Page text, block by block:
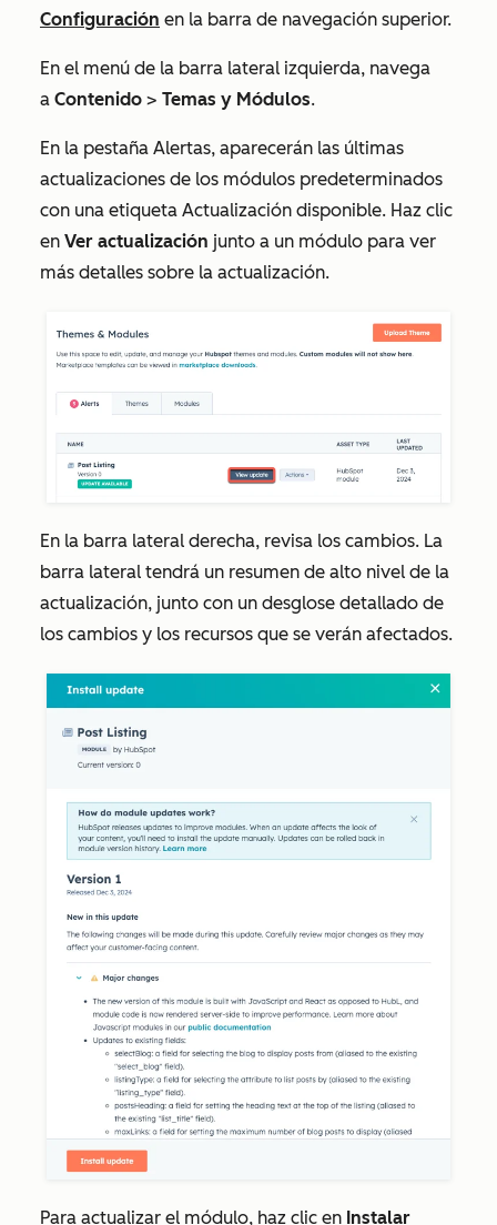
Configuración en la barra de navegación superior.
En el menú de la barra lateral izquierda, navega
a Contenido > Temas y Módulos.
En la pestaña Alertas, aparecerán las últimas
actualizaciones de los módulos predeterminados
con una etiqueta Actualización disponible. Haz clic
en Ver actualización junto a un módulo para ver
más detalles sobre la actualización.
En la barra lateral derecha, revisa los cambios. La
barra lateral tendrá un resumen de alto nivel de la
actualización, junto con un desglose detallado de
los cambios y los recursos que se verán afectados.
Para actualizar el módulo, haz clic en Instalar